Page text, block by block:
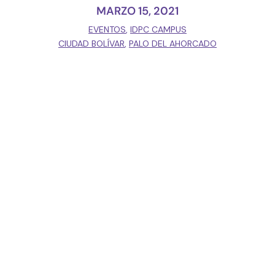
MARZO 15, 2021
EVENTOS, IDPC CAMPUS
CIUDAD BOLÍVAR, PALO DEL AHORCADO